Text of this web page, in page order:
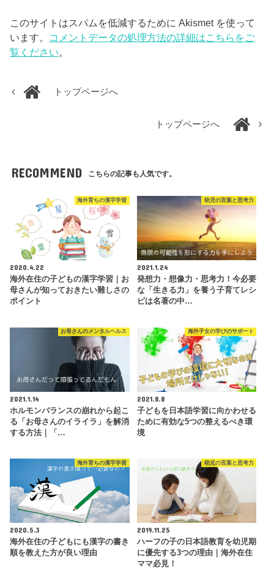
このサイトはスパムを低減するために Akismet を使って
います。 コメントデータの処理方法の詳細はこちらをご
覧ください。
トップページへ
トップページへ
RECOMMEND こちらの記事も人気です。
海外育ちの漢字学習
2020.4.22
海外在住の子どもの漢字学習｜お
母さんが知っておきたい難しさの
ポイント
幼児の言葉と思考力
2021.1.24
発想力・想像力・思考力！今必要
な「生きる力」を養う子育てレシ
ピは名著の中…
お母さんのメンタルヘルス
2021.1.14
ホルモンバランスの崩れから起こ
る「お母さんのイライラ」を解消
する方法｜「…
海外子女の学びのサポート
2021.8.8
子どもを日本語学習に向かわせる
ために有効な5つの整えるべき環
境
海外育ちの漢字学習
2020.5.3
海外在住の子どもにも漢字の書き
順を教えた方が良い理由
幼児の言葉と思考力
2019.11.25
ハーフの子の日本語教育を幼児期
に優先する3つの理由｜海外在住
ママ必見！